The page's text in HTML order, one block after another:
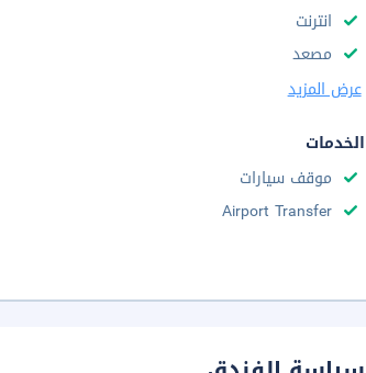
انترنت
مصعد
عرض المزيد
الخدمات
موقف سيارات
Airport Transfer